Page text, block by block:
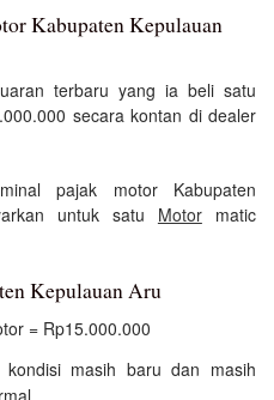
Kabupaten Kepulauan
terbaru yang ia beli satu
secara kontan di dealer
pajak motor Kabupaten
untuk satu Motormatic
Kepulauan Aru
= Rp15.000.000
masih baru dan masih